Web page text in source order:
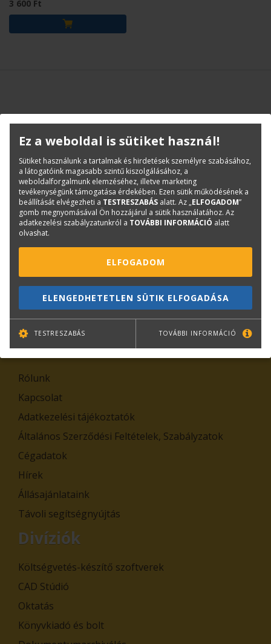
3 600 Ft
KAPCSOLAT ONLINE SHOP RENDEZVÉNYEK
Hírlevél feliratkozás
TOVÁBB
Leiratkozás
Kiemelt tartalmak
Rólunk
Kapcsolat
Adatkezelési tájékoztatók
Általános Szerződési Feltételek, Szabályzatok
Cégadatok
Hírek
Állásajánlataink
Távoli segítségnyújtás
Divíziók
Költségvetés-készítő szoftverek
CAD Stúdió
Oktatás
Könyvkiadó és bolt
Ez a weboldal is sütiket használ!
Sütiket használunk a tartalmak és hirdetések személyre szabásához,
a látogatóink magasabb szintű kiszolgálásához, a
weboldalforgalmunk elemzéséhez, illetve marketing
tevékenységünk támogatása érdekében. Ezen sütik működésének a
beállítását elvégezheti a TESTRESZABÁS alatt. Az „ELFOGADOM”
gomb megnyomásával Ön hozzájárul a sütik használatához. Az
adatkezelési szabályzatunkról a TOVÁBBI INFORMÁCIÓ alatt
olvashat.
ELFOGADOM
ELENGEDHETETLEN SÜTIK ELFOGADÁSA
TESTRESZABÁS TOVÁBBI INFORMÁCIÓ